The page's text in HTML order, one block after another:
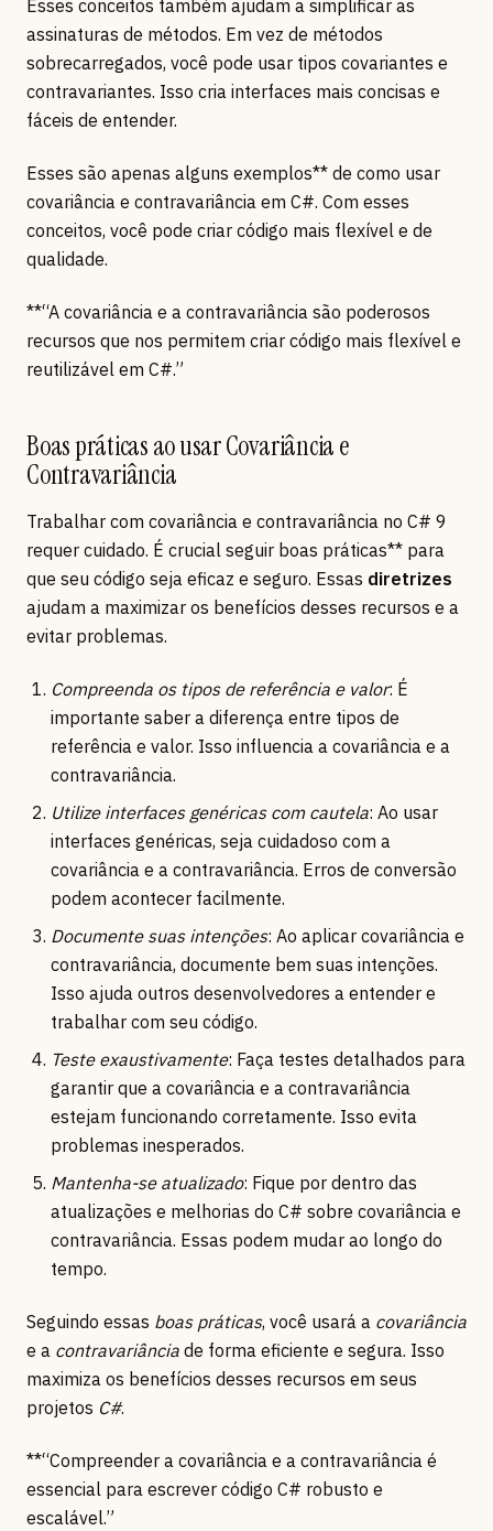
Esses conceitos também ajudam a simplificar as
assinaturas de métodos. Em vez de métodos
sobrecarregados, você pode usar tipos covariantes e
contravariantes. Isso cria interfaces mais concisas e
fáceis de entender.
Esses são apenas alguns exemplos** de como usar
covariância e contravariância em C#. Com esses
conceitos, você pode criar código mais flexível e de
qualidade.
**“A covariância e a contravariância são poderosos
recursos que nos permitem criar código mais flexível e
reutilizável em C#.”
Boas práticas ao usar Covariância e
Contravariância
Trabalhar com covariância e contravariância no C# 9
requer cuidado. É crucial seguir boas práticas** para
que seu código seja eficaz e seguro. Essas diretrizes
ajudam a maximizar os benefícios desses recursos e a
evitar problemas.
Compreenda os tipos de referência e valor: É
importante saber a diferença entre tipos de
referência e valor. Isso influencia a covariância e a
contravariância.
Utilize interfaces genéricas com cautela: Ao usar
interfaces genéricas, seja cuidadoso com a
covariância e a contravariância. Erros de conversão
podem acontecer facilmente.
Documente suas intenções: Ao aplicar covariância e
contravariância, documente bem suas intenções.
Isso ajuda outros desenvolvedores a entender e
trabalhar com seu código.
Teste exaustivamente: Faça testes detalhados para
garantir que a covariância e a contravariância
estejam funcionando corretamente. Isso evita
problemas inesperados.
Mantenha-se atualizado: Fique por dentro das
atualizações e melhorias do C# sobre covariância e
contravariância. Essas podem mudar ao longo do
tempo.
Seguindo essas boas práticas, você usará a covariância
e a contravariância de forma eficiente e segura. Isso
maximiza os benefícios desses recursos em seus
projetos C#.
**“Compreender a covariância e a contravariância é
essencial para escrever código C# robusto e
escalável.”